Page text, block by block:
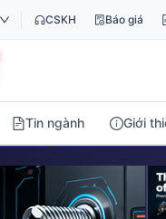
CSKH Báo giá
Tin ngành Giới